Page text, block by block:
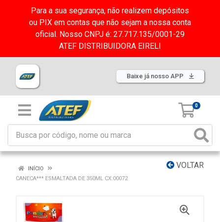
Para a sua segurança, não realizem depósitos
ou PIX em contas que não sejam a nossa conta
oficial. Nosso CNPJ é: 27.717.135/0001-29
ATEF DISTRIBUIDORA EIRELI
Baixe já nosso APP
0
VOLTAR
INÍCIO
CANECA*** ESMALTADA DE 350ML CX:00072